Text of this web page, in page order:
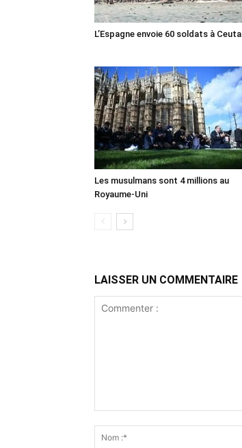
L’Espagne envoie 60 soldats à Ceuta
Les musulmans sont 4 millions au
Royaume-Uni
LAISSER UN COMMENTAIRE